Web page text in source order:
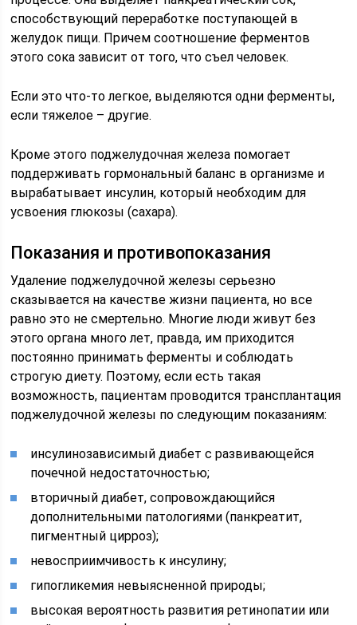
способствующий переработке поступающей в
желудок пищи. Причем соотношение ферментов
этого сока зависит от того, что съел человек.
Если это что-то легкое, выделяются одни ферменты,
если тяжелое – другие.
Кроме этого поджелудочная железа помогает
поддерживать гормональный баланс в организме и
вырабатывает инсулин, который необходим для
усвоения глюкозы (сахара).
Показания и противопоказания
Удаление поджелудочной железы серьезно
сказывается на качестве жизни пациента, но все
равно это не смертельно. Многие люди живут без
этого органа много лет, правда, им приходится
постоянно принимать ферменты и соблюдать
строгую диету. Поэтому, если есть такая
возможность, пациентам проводится трансплантация
поджелудочной железы по следующим показаниям:
инсулинозависимый диабет с развивающейся
почечной недостаточностью;
вторичный диабет, сопровождающийся
дополнительными патологиями (панкреатит,
пигментный цирроз);
невосприимчивость к инсулину;
гипогликемия невыясненной природы;
высокая вероятность развития ретинопатии или